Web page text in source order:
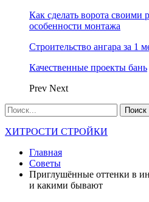
Как сделать ворота своими
особенности монтажа
Строительство ангара за 1
Качественные проекты бань
Prev Next
ХИТРОСТИ СТРОЙКИ
Главная
Советы
Приглушённые оттенки в
и какими бывают